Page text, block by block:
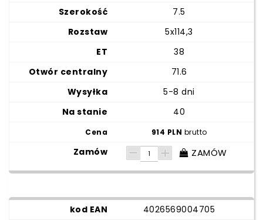
7.5
5x114,3
38
71.6
5-8 dni
40
914 PLN brutto
ZAMÓW
4026569004705